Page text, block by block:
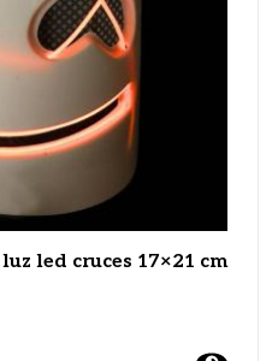
led cruces 17×21 cm